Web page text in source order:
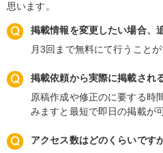
思います。
掲載情報を変更したい場合、
月3回まで無料にて行うことが
掲載依頼から実際に掲載され
原稿作成や修正のに要する時
みますと最短で即日の掲載が
アクセス数はどのくらいです